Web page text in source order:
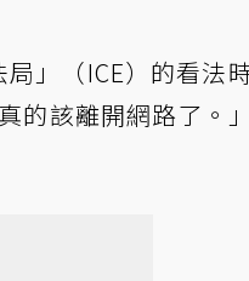
」（ICE）的看法
的該離開網路了。